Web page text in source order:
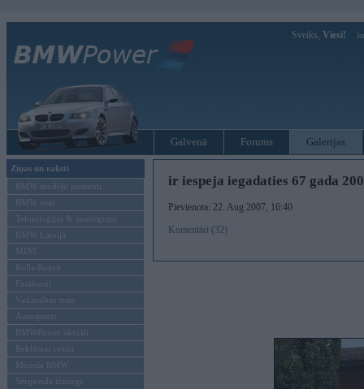
Sveiks, Viesi!
Galvenā Forums Galerijas
Ziņas un raksti
BMW modeļu jaunumi
BMW testi
Tehnoloģijas & sasniegumi
BMW Latvijā
MINI
Rolls-Royce
Pasākumi
Vadāmības tests
Autosports
BMWPower aktuāli
Reklāmas raksti
Mēneša BMW
Sērijveida tūnings
ir iespeja iegadaties 67 gada
Pievienota: 22. Aug 2007, 16:40
Komentāri (32)